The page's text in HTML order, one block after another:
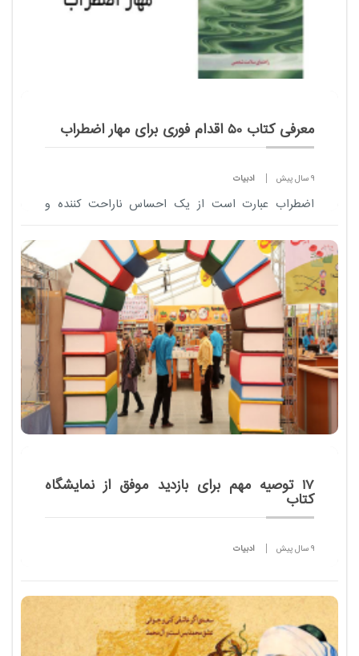
معرفی کتاب 50 اقدام فوری برای مهار اضطراب
9 سال پیش ادبیات
اضطراب عبارت است از یک احساس ناراحت کننده و
فرد مستولی می گردد.
17 توصیه مهم برای بازدید موفق از نمایشگاه
کتاب
9 سال پیش ادبیات
کتاب بیشتر بخوانیم"